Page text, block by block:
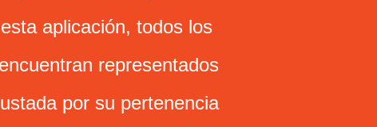
aplicación, todos los
representados
por su pertenencia